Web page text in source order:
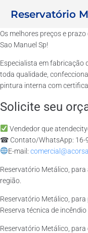
Reservatório
Os melhores preços e
Sao Manuel Sp!
Especialista em fabricação
toda qualidade,
pintura interna com
Solicite seu
Vendedor que
☎ Contato/WhatsApp: 16-
E-mail:
Reservatório Metálico,
região.
Reservatório Metálico,
Reserva técnica de
Reservatório Metálico, para